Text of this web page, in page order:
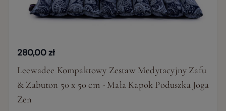
280,00 zł
Leewadee Kompaktowy Zestaw Medytacyjny Zafu
& Zabuton 50 x 50 cm - Mała Kapok Poduszka Joga
Zen